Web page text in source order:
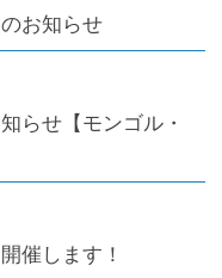
お知らせ
らせ【モンゴル・
催します！